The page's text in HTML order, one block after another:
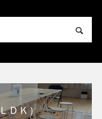
ＤＫ）